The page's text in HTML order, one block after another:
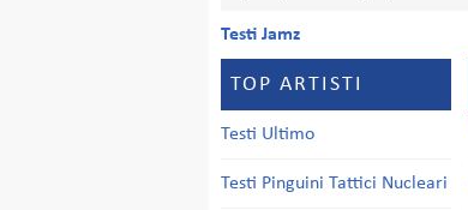
Testi Jamz
TOP ARTISTI
Testi Ultimo
Testi Pinguini Tattici Nucleari